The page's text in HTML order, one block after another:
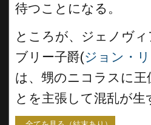
待つことになる。
ところが、ジェノヴ
ブリー子爵(ジョン・
は、甥のニコラスに王
とを主張して混乱が生